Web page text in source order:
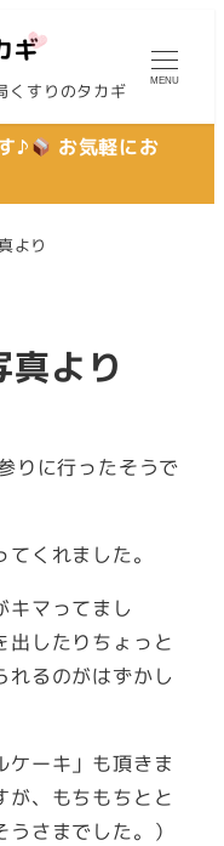
くすりのタカギ MENU
♪
お気軽にお
より
より
りに行ったそうで
くれました。
キマってまし
出したりちょっと
れるのがはずかし
ケーキ」も頂きま
が、もちもちとと
さまでした。）